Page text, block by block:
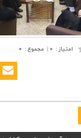
امتیاز : ۰ | مجموع : ۰